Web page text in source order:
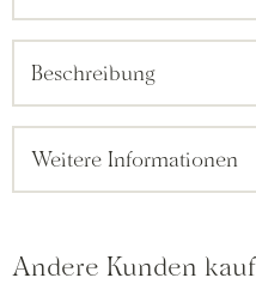
Beschreibung
Weitere Informationen
Andere Kunden